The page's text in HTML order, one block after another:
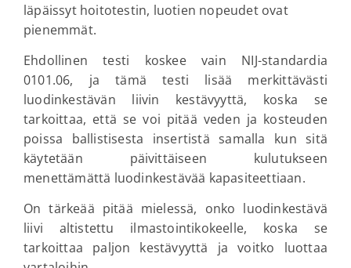
läpäissyt hoitotestin, luotien nopeudet ovat
pienemmät.
Ehdollinen testi koskee vain NIJ-standardia
0101.06, ja tämä testi lisää merkittävästi
luodinkestävän liivin kestävyyttä, koska se
tarkoittaa, että se voi pitää veden ja kosteuden
poissa ballistisesta insertistä samalla kun sitä
käytetään päivittäiseen kulutukseen
menettämättä luodinkestävää kapasiteettiaan.
On tärkeää pitää mielessä, onko luodinkestävä
liivi altistettu ilmastointikokeelle, koska se
tarkoittaa paljon kestävyyttä ja voitko luottaa